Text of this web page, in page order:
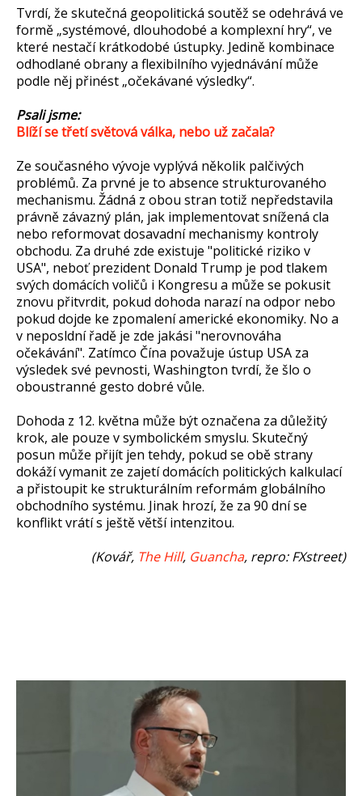
Tvrdí, že skutečná geopolitická soutěž se odehrává ve
formě „systémové, dlouhodobé a komplexní hry“, ve
které nestačí krátkodobé ústupky. Jedině kombinace
odhodlané obrany a flexibilního vyjednávání může
podle něj přinést „očekávané výsledky“.
Psali jsme:
Blíží se třetí světová válka, nebo už začala?
Ze současného vývoje vyplývá několik palčivých
problémů. Za prvné je to absence strukturovaného
mechanismu. Žádná z obou stran totiž nepředstavila
právně závazný plán, jak implementovat snížená cla
nebo reformovat dosavadní mechanismy kontroly
obchodu. Za druhé zde existuje "politické riziko v
USA", neboť prezident Donald Trump je pod tlakem
svých domácích voličů i Kongresu a může se pokusit
znovu přitvrdit, pokud dohoda narazí na odpor nebo
pokud dojde ke zpomalení americké ekonomiky. No a
v neposldní řadě je zde jakási "nerovnováha
očekávání". Zatímco Čína považuje ústup USA za
výsledek své pevnosti, Washington tvrdí, že šlo o
oboustranné gesto dobré vůle.
Dohoda z 12. května může být označena za důležitý
krok, ale pouze v symbolickém smyslu. Skutečný
posun může přijít jen tehdy, pokud se obě strany
dokáží vymanit ze zajetí domácích politických kalkulací
a přistoupit ke strukturálním reformám globálního
obchodního systému. Jinak hrozí, že za 90 dní se
konflikt vrátí s ještě větší intenzitou.
(Kovář, The Hill, Guancha, repro: FXstreet)